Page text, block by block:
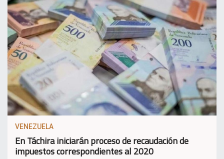
VENEZUELA
En Táchira iniciarán proceso de recaudación de
impuestos correspondientes al 2020